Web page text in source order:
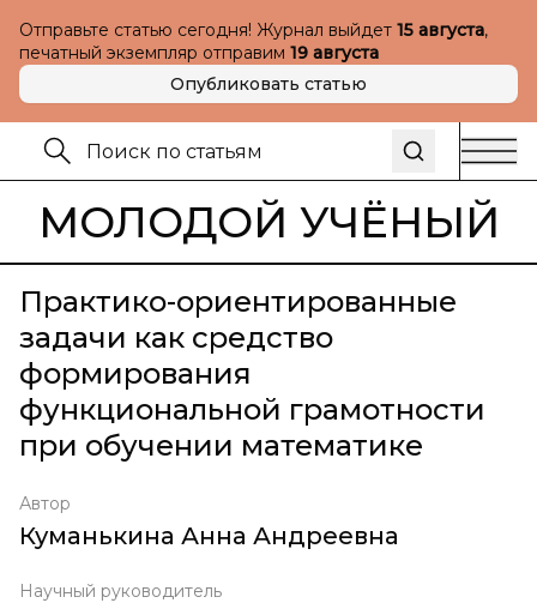
Отправьте статью сегодня! Журнал выйдет 15 августа,
печатный экземпляр отправим 19 августа
Опубликовать статью
МОЛОДОЙ УЧЁНЫЙ
Практико-ориентированные
задачи как средство
формирования
функциональной грамотности
при обучении математике
Автор
Куманькина Анна Андреевна
Научный руководитель